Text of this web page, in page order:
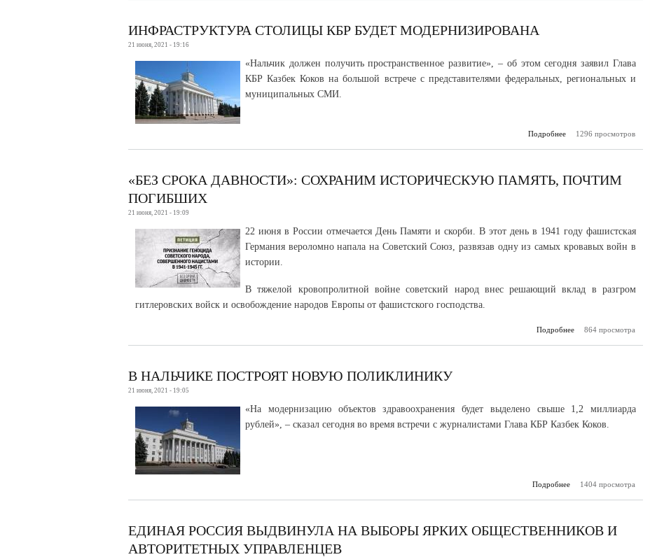
ИНФРАСТРУКТУРА СТОЛИЦЫ КБР БУДЕТ МОДЕРНИЗИРОВАНА
21 июня, 2021 - 19:16
«Нальчик должен получить пространственное развитие», – об этом сегодня заявил Глава
КБР Казбек Коков на большой встрече с представителями федеральных, региональных и
муниципальных СМИ.
Подробнее
о Инфраструктура
1296 просмотров
«БЕЗ СРОКА ДАВНОСТИ»: СОХРАНИМ ИСТОРИЧЕСКУЮ ПАМЯТЬ, ПОЧТИМ
ПОГИБШИХ
21 июня, 2021 - 19:09
22 июня в России отмечается День Памяти и скорби. В этот день в 1941 году фашистская
Германия вероломно напала на Советский Союз, развязав одну из самых кровавых войн в
истории.
В тяжелой кровопролитной войне советский народ внес решающий вклад в разгром
гитлеровских войск и освобождение народов Европы от фашистского господства.
Подробнее
о «Без срока
864 просмотра
В НАЛЬЧИКЕ ПОСТРОЯТ НОВУЮ ПОЛИКЛИНИКУ
21 июня, 2021 - 19:05
«На модернизацию объектов здравоохранения будет выделено свыше 1,2 миллиарда
рублей», – сказал сегодня во время встречи с журналистами Глава КБР Казбек Коков.
Подробнее
о В Нальчике построят
1404 просмотра
ЕДИНАЯ РОССИЯ ВЫДВИНУЛА НА ВЫБОРЫ ЯРКИХ ОБЩЕСТВЕННИКОВ И
АВТОРИТЕТНЫХ УПРАВЛЕНЦЕВ